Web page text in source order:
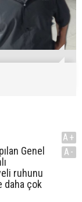
Genel
ruhunu
daha çok
A+
A-